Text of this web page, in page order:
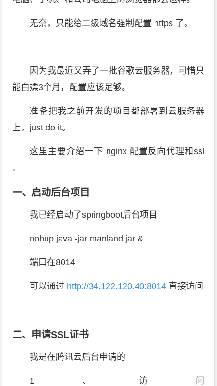
无奈，只能给二级域名强制配置 https 了。
因为我最近又弄了一批谷歌云服务器，可惜只
能白嫖3个月，配置应该足够。
准备把我之前开发的项目都部署到云服务器
上，just do it。
这里主要介绍一下 nginx 配置反向代理和ssl
。
一、启动后台项目
我已经启动了springboot后台项目
nohup java -jar manland.jar &
端口在8014
可以通过 http://34.122.120.40:8014 直接访问
二、申请SSL证书
我是在腾讯云后台申请的
1、访问